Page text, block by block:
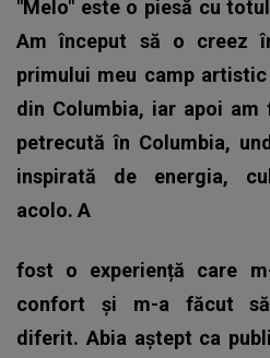
"Melo" este o piesă cu
Am început să o creez
primului meu camp
din Columbia, iar apoi
petrecută în Columbia,
inspirată de energia,
acolo. A
fost o experiență care
confort și m-a făcut
diferit. Abia aștept ca